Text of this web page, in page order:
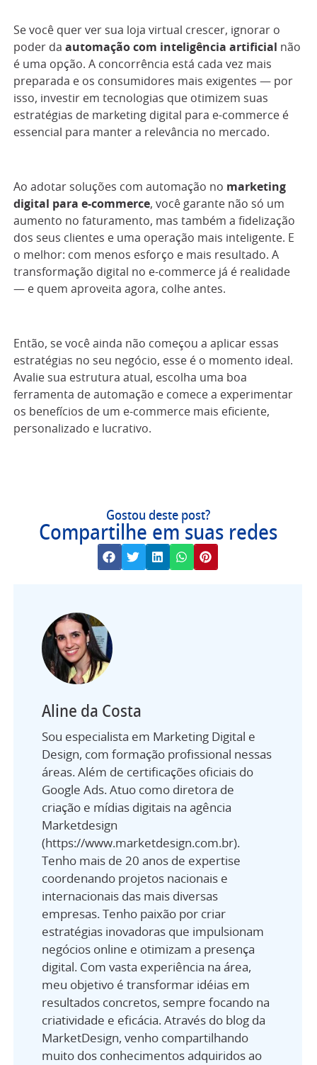
Se você quer ver sua loja virtual crescer, ignorar o
poder da automação com inteligência artificial
não
é uma opção. A concorrência está cada vez mais
preparada e os consumidores mais exigentes — por
isso, investir em tecnologias que otimizem suas
estratégias de marketing digital para e-commerce é
essencial para manter a relevância no mercado.
Ao adotar soluções com automação no marketing
digital para e-commerce, você garante não só um
aumento no faturamento, mas também a fidelização
dos seus clientes e uma operação mais inteligente. E
o melhor: com menos esforço e mais resultado. A
transformação digital no e-commerce já é realidade
— e quem aproveita agora, colhe antes.
Então, se você ainda não começou a aplicar essas
estratégias no seu negócio, esse é o momento ideal.
Avalie sua estrutura atual, escolha uma boa
ferramenta de automação e comece a experimentar
os benefícios de um e-commerce mais eficiente,
personalizado e lucrativo.
Gostou deste post?
Compartilhe em suas redes
Aline da Costa
Sou especialista em Marketing Digital e
Design, com formação profissional nessas
áreas. Além de certificações oficiais do
Google Ads. Atuo como diretora de
criação e mídias digitais na agência
Marketdesign
(https://www.marketdesign.com.br).
Tenho mais de 20 anos de expertise
coordenando projetos nacionais e
internacionais das mais diversas
empresas. Tenho paixão por criar
estratégias inovadoras que impulsionam
negócios online e otimizam a presença
digital. Com vasta experiência na área,
meu objetivo é transformar idéias em
resultados concretos, sempre focando na
criatividade e eficácia. Através do blog da
MarketDesign, venho compartilhando
muito dos conhecimentos adquiridos ao